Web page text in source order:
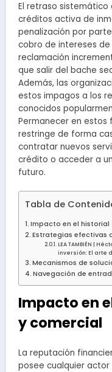
El retraso
créditos activa de
penalización por
cobro de intereses
reclamación
que salir del bache
Además, las
estos impagos a los
conocidos
Permanecer en estos
restringe de forma
contratar nuevos
crédito o acceder a
futuro.
Tabla de
Impacto en el
Estrategias efectivas
LEA TAMBIÉN |
inversión: El arte
Mecanismos de
Navegación de
Impacto en
y comercial
La reputación
posee cualquier